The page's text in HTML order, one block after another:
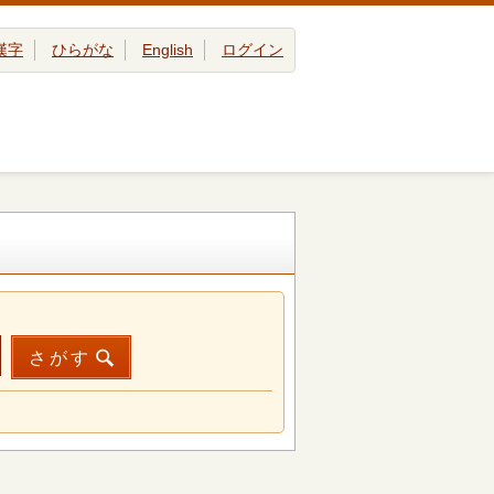
字 ひらがな English ログイン
さがす